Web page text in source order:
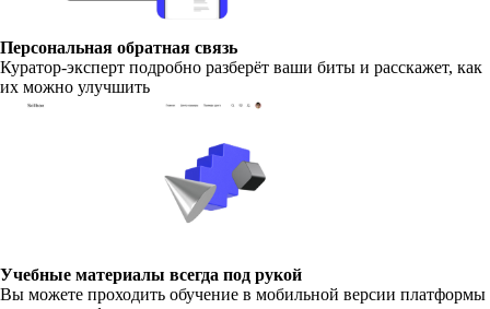
Персональная обратная связь
Куратор-эксперт подробно разберёт ваши биты и расскажет, как
их можно улучшить
Учебные материалы всегда под рукой
Вы можете проходить обучение в мобильной версии платформы